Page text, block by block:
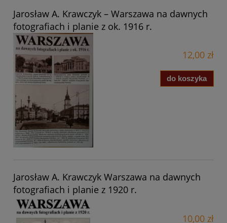
Jarosław A. Krawczyk – Warszawa na dawnych
fotografiach i planie z ok. 1916 r.
12,00 zł
do koszyka
Jarosław A. Krawczyk Warszawa na dawnych
fotografiach i planie z 1920 r.
10,00 zł